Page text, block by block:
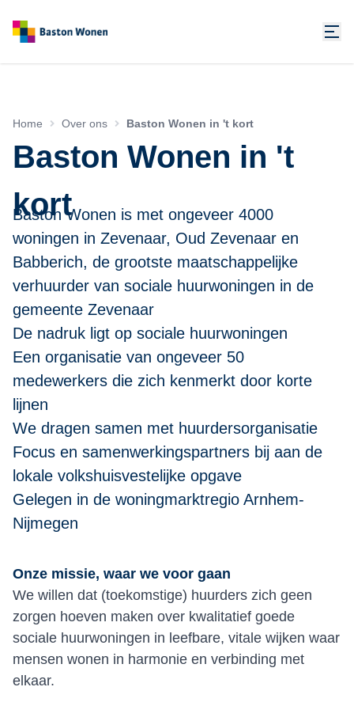
Home Over ons Baston Wonen in 't kort
Baston Wonen in 't
kort
Baston Wonen is met ongeveer 4000
woningen in Zevenaar, Oud Zevenaar en
Babberich, de grootste maatschappelijke
verhuurder van sociale huurwoningen in de
gemeente Zevenaar
De nadruk ligt op sociale huurwoningen
Een organisatie van ongeveer 50
medewerkers die zich kenmerkt door korte
lijnen
We dragen samen met huurdersorganisatie
Focus en samenwerkingspartners bij aan de
lokale volkshuisvestelijke opgave
Gelegen in de woningmarktregio Arnhem-
Nijmegen
Onze missie, waar we voor gaan
We willen dat (toekomstige) huurders zich geen
zorgen hoeven maken over kwalitatief goede
sociale huurwoningen in leefbare, vitale wijken waar
mensen wonen in harmonie en verbinding met
elkaar.